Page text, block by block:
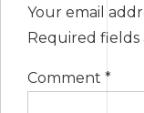
Your email
Required fields
Comment *